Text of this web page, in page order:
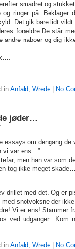
smadret og
og ringer på. Beklager
Det gik bare lidt
forældre.De står
andre naboer og dig
inAnfald, Wrede| No
jøder…
essays om dengang de
vi var ens…”
men han var som
tog ikke meget
drillet med det. Og er
med snotvoksne der
Vi er ens! Stammer
ved udgangen. Kom
inAnfald, Wrede| No